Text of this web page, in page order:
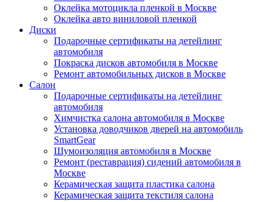
Оклейка мотоцикла пленкой в Москве
Оклейка авто виниловой пленкой
Диски
Подарочные сертификаты на детейлинг
автомобиля
Покраска дисков автомобиля в Москве
Ремонт автомобильных дисков в Москве
Салон
Подарочные сертификаты на детейлинг
автомобиля
Химчистка салона автомобиля в Москве
Установка доводчиков дверей на автомобиль
SmartGear
Шумоизоляция автомобиля в Москве
Ремонт (реставрация) сидений автомобиля в
Москве
Керамическая защита пластика салона
Керамическая защита текстиля салона